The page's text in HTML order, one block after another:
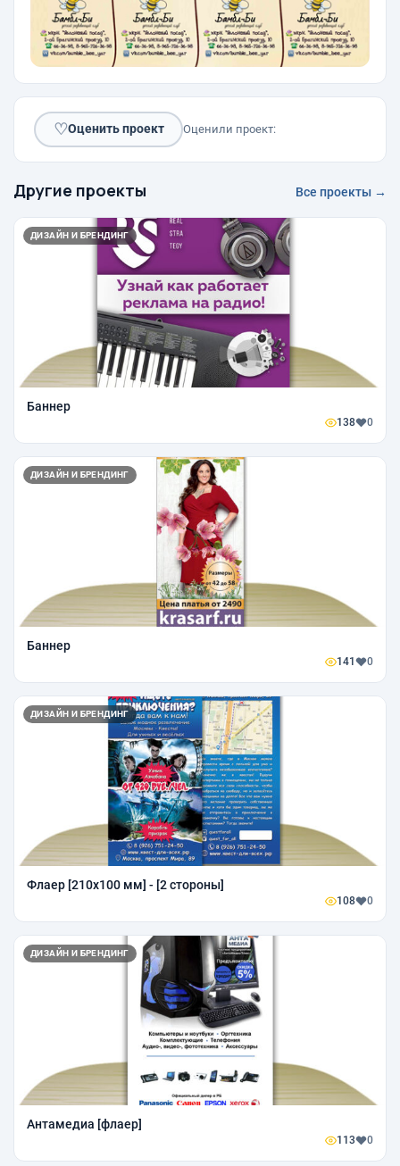
♡Оценить проект Оценили проект:
Другие проекты Все проекты →
ДИЗАЙН И БРЕНДИНГ
Баннер
138 0
ДИЗАЙН И БРЕНДИНГ
Баннер
141 0
ДИЗАЙН И БРЕНДИНГ
Флаер [210x100 мм] - [2 стороны]
108 0
ДИЗАЙН И БРЕНДИНГ
Антамедиа [флаер]
113 0